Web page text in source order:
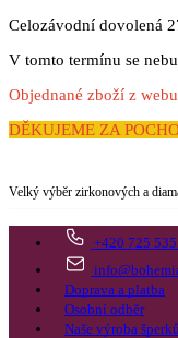
Celozávodní dovolená
V tomto termínu se
Objednané zboží z
DĚKUJEME ZA
Velký výběr zirkonových a
+420 725
Doprava a platba
Osobní odběr
Naše výroba šperků